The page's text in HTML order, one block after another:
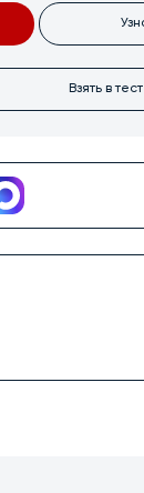
Взять в